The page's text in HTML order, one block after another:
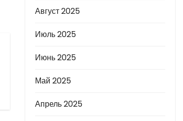
Август 2025
Июль 2025
Июнь 2025
Май 2025
Апрель 2025